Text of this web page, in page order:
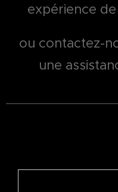
expérience
ou contactez-
une